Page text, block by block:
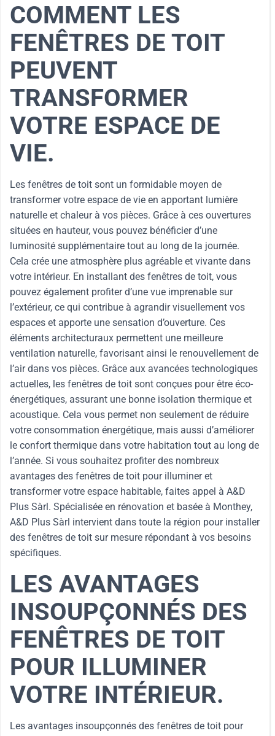
COMMENT LES
FENÊTRES DE TOIT
PEUVENT
TRANSFORMER
VOTRE ESPACE DE
VIE.
Les fenêtres de toit sont un formidable moyen de
transformer votre espace de vie en apportant lumière
naturelle et chaleur à vos pièces. Grâce à ces ouvertures
situées en hauteur, vous pouvez bénéficier d’une
luminosité supplémentaire tout au long de la journée.
Cela crée une atmosphère plus agréable et vivante dans
votre intérieur. En installant des fenêtres de toit, vous
pouvez également profiter d’une vue imprenable sur
l’extérieur, ce qui contribue à agrandir visuellement vos
espaces et apporte une sensation d’ouverture. Ces
éléments architecturaux permettent une meilleure
ventilation naturelle, favorisant ainsi le renouvellement de
l’air dans vos pièces. Grâce aux avancées technologiques
actuelles, les fenêtres de toit sont conçues pour être éco-
énergétiques, assurant une bonne isolation thermique et
acoustique. Cela vous permet non seulement de réduire
votre consommation énergétique, mais aussi d’améliorer
le confort thermique dans votre habitation tout au long de
l’année. Si vous souhaitez profiter des nombreux
avantages des fenêtres de toit pour illuminer et
transformer votre espace habitable, faites appel à A&D
Plus Sàrl. Spécialisée en rénovation et basée à Monthey,
A&D Plus Sàrl intervient dans toute la région pour installer
des fenêtres de toit sur mesure répondant à vos besoins
spécifiques.
LES AVANTAGES
INSOUPÇONNÉS DES
FENÊTRES DE TOIT
POUR ILLUMINER
VOTRE INTÉRIEUR.
Les avantages insoupçonnés des fenêtres de toit pour